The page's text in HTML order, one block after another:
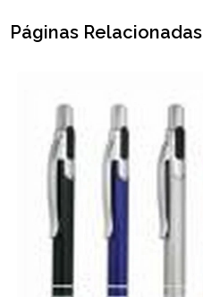
Páginas Relacionadas